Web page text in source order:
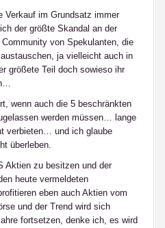
Verkauf im Grundsatz immer
der größte Skandal an der
von Spekulanten, die
ja vielleicht auch in
größete Teil doch sowieso ihr
wenn auch die 5 beschränkten
werden müssen… lange
verbieten… und ich glaube
überleben.
Aktien zu besitzen und der
heute vermeldeten
eben auch Aktien vom
und der Trend wird sich
fortsetzen, denke ich, es wird